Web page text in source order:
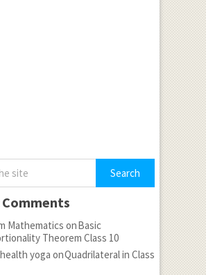
Mathematics onBasic
Theorem Class 10
yoga onQuadrilateral in Class